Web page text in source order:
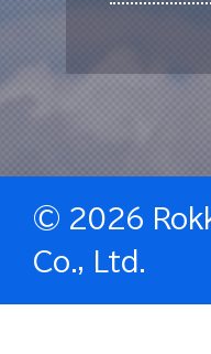
© 2026
Co., Ltd.